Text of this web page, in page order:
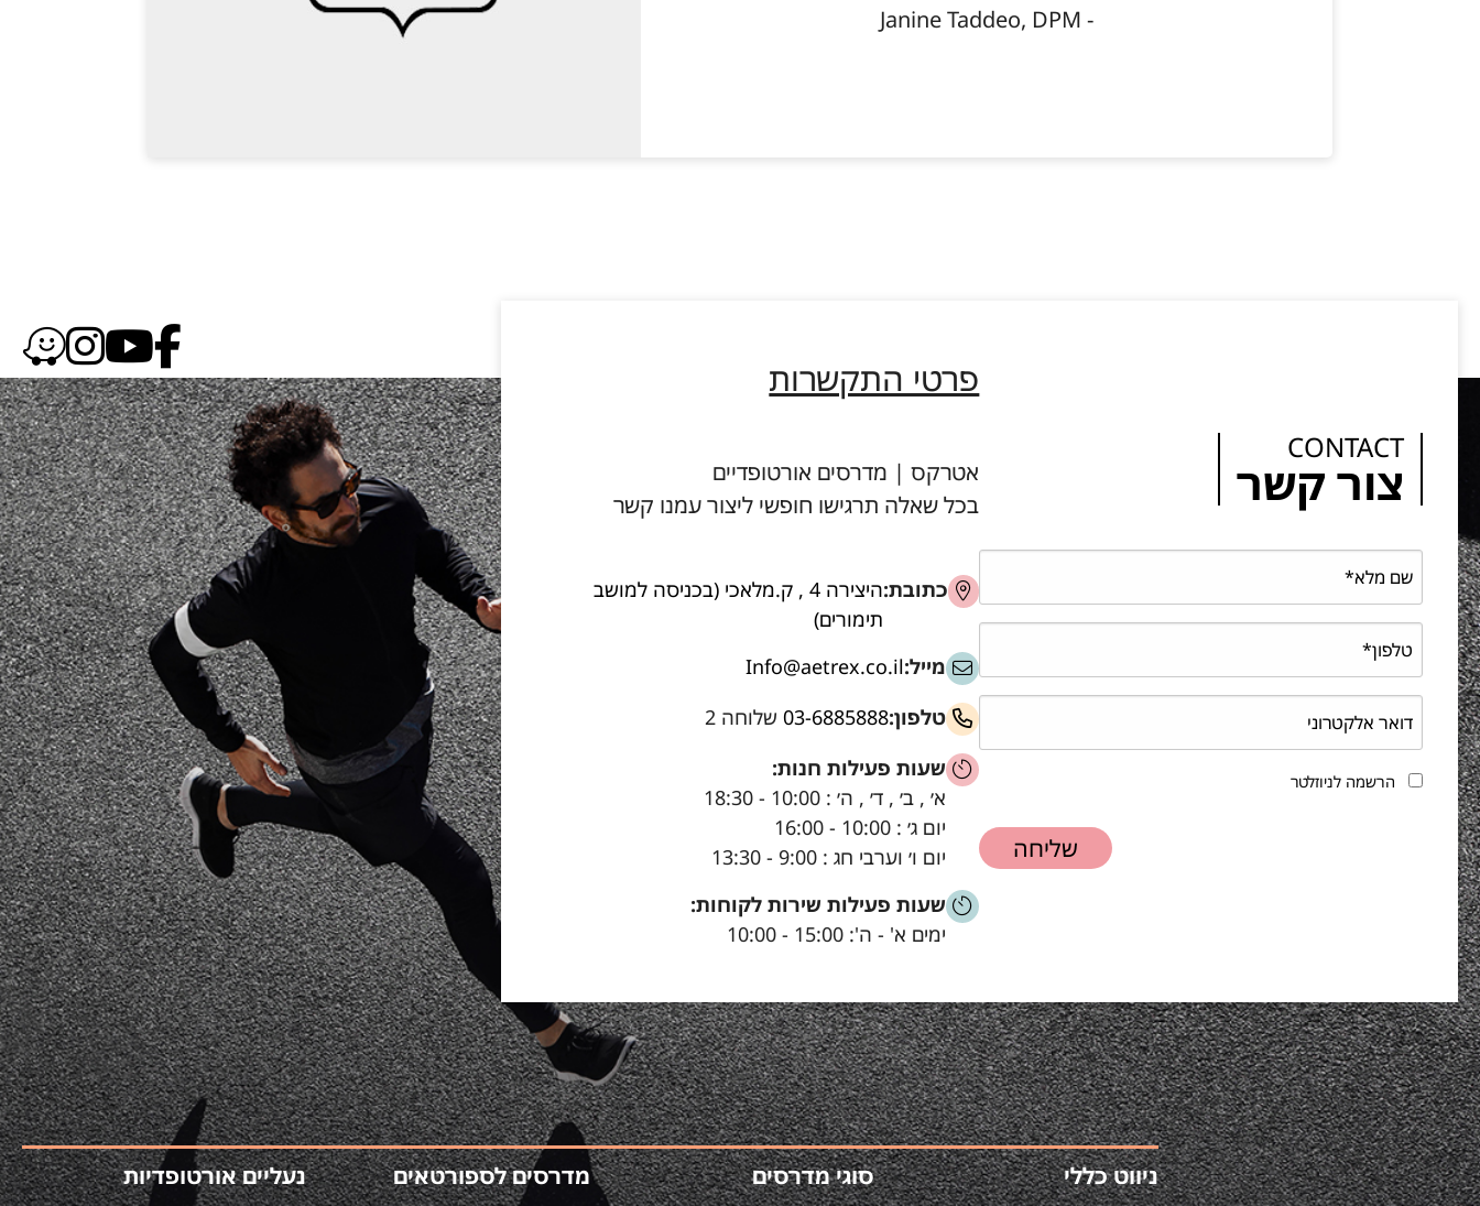
- Janine Taddeo, DPM
CONTACT
צור קשר
הרשמה לניוזלטר
פרטי התקשרות
אטרקס | מדרסים אורטופדיים
בכל שאלה תרגישו חופשי ליצור עמנו קשר
כתובת:
היצירה 4 , ק.מלאכי (בכניסה למושב
תימורים)
מייל:Info@aetrex.co.il
טלפון:03-6885888שלוחה 2
שעות פעילות חנות:
א׳ , ב׳ , ד׳ , ה׳ : 10:00 - 18:30
יום ג׳ : 10:00 - 16:00
יום ו׳ וערבי חג : 9:00 - 13:30
שעות פעילות שירות לקוחות:
ימים א' - ה': 15:00 - 10:00
ניווט כללי סוגי מדרסים מדרסים לספורטאים נעליים אורטופדיות